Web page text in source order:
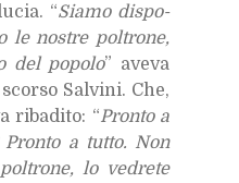
“Sia­mo di­spo­
le no­stre pol­tro­ne,
del po­po­lo” ave­va
Sal­vi­ni. Che,
ri­ba­di­to: “Pron­to a
a tut­to. Non
lo ve­dre­te